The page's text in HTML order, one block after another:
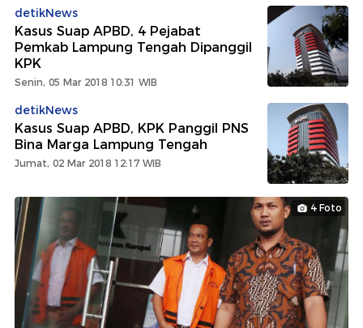
detikNews
Kasus Suap APBD, 4 Pejabat
Pemkab Lampung Tengah Dipanggil
KPK
Senin, 05 Mar 2018 10:31 WIB
detikNews
Kasus Suap APBD, KPK Panggil PNS
Bina Marga Lampung Tengah
Jumat, 02 Mar 2018 12:17 WIB
4 Foto